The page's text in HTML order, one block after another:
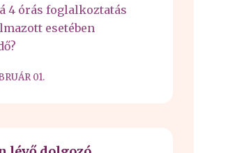
4 órás foglalkoztatás
esetében
01.